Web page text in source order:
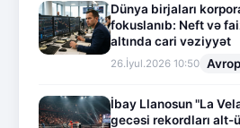
Dünya birjaları
fokuslanıb: Neft və
altında cari vəziyyət
26.İyul.2026 10:50
İbay Llanosun "La
gecəsi rekordları alt-